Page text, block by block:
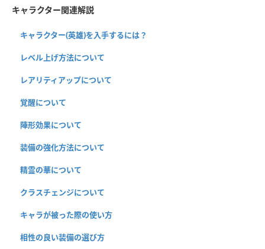
キャラクター関連解説
キャラクター(英雄)を入手するには？
レベル上げ方法について
レアリティアップについて
覚醒について
陣形効果について
装備の強化方法について
精霊の華について
クラスチェンジについて
キャラが被った際の使い方
相性の良い装備の選び方